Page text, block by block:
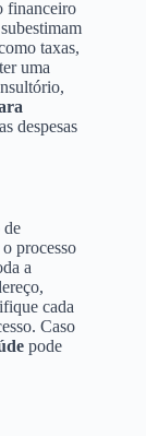
financeiro
taxas,
uma
despesas
de
processo
a
cada
Caso
pode